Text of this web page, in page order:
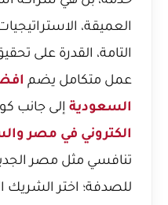
العميقة،
التامة، القدرة على
عمل متكامل يضم
السعودية إلى جانب
الكتروني في مصر
تنافسي مثل مصر
للصدفة؛ اختر الشريك